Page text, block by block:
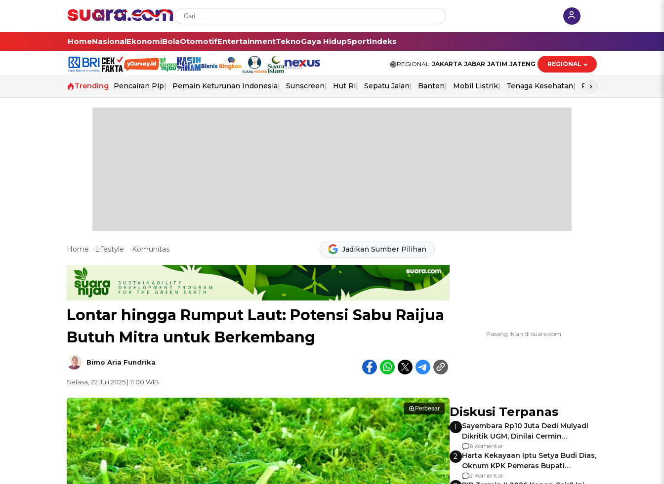
HomeNasionalEkonomiBolaOtomotifEntertainmentTeknoGaya HidupSportIndeks
REGIONAL: JAKARTA JABAR JATIM JATENG REGIONAL
Trending Pencairan Pip Pemain Keturunan Indonesia Sunscreen Hut Ri Sepatu Jalan Banten Mobil Listrik Tenaga Kesehatan Piala Aff 2026
›
Home Lifestyle Komunitas Jadikan Sumber Pilihan
Lontar hingga Rumput Laut: Potensi Sabu Raijua
Butuh Mitra untuk Berkembang
Bimo Aria Fundrika
Selasa, 22 Juli 2025 | 11:00 WIB
Perbesar Diskusi Terpanas
1
Sayembara Rp10 Juta Dedi Mulyadi
Dikritik UGM, Dinilai Cermin
Gagalnya Negara Jamin Keamanan
6 Komentar
2 Harta Kekayaan Iptu Setya Budi Dias,
Oknum KPK Pemeras Bupati
Pemalang
2 Komentar